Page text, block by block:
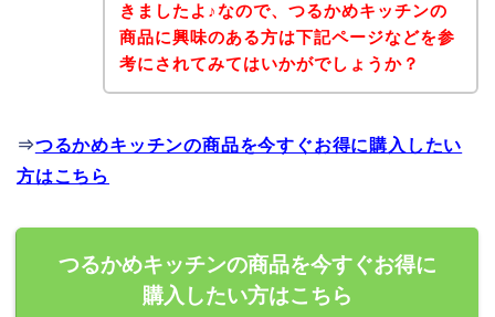
きましたよ♪なので、つるかめキッチンの
商品に興味のある方は下記ページなどを参
考にされてみてはいかがでしょうか？
⇒つるかめキッチンの商品を今すぐお得に購入したい
方はこちら
つるかめキッチンの商品を今すぐお得に
購入したい方はこちら